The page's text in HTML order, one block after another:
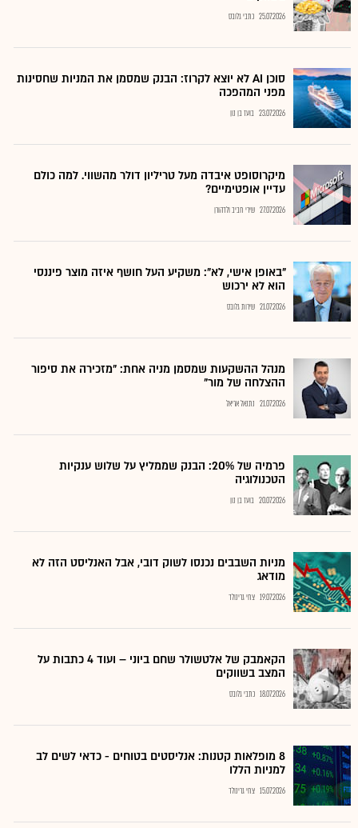
25.07.2026 כתבי גלובס
סוכן AI לא יוצא לקרוז: הבנק שמסמן את המניות שחסינות
מפני המהפכה
23.07.2026 בועז בן נון
מיקרוסופט איבדה מעל טריליון דולר מהשווי. למה כולם
עדיין אופטימיים?
27.07.2026 שירי חביב ולדהורן
"באופן אישי, לא": משקיע העל חושף איזה מוצר פיננסי
הוא לא ירכוש
21.07.2026 שירות גלובס
מנהל ההשקעות שמסמן מניה אחת: "מזכירה את סיפור
ההצלחה של מור"
21.07.2026 נתנאל אריאל
פרמיה של 20%: הבנק שממליץ על שלוש ענקיות
הטכנולוגיה
20.07.2026 בועז בן נון
מניות השבבים נכנסו לשוק דובי, אבל האנליסט הזה לא
מודאג
19.07.2026 צחי גרינולד
הקאמבק של אלטשולר שחם ביוני – ועוד 4 כתבות על
המצב בשווקים
18.07.2026 כתבי גלובס
8 מופלאות קטנות: אנליסטים בטוחים - כדאי לשים לב
למניות הללו
15.07.2026 צחי גרינולד